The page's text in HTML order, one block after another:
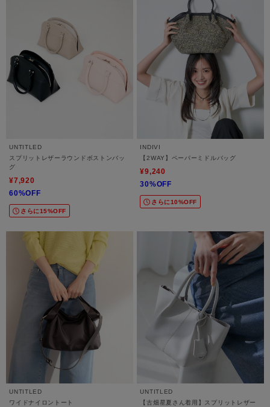
UNTITLED
スプリットレザーラウンドボストンバッ
グ
¥7,920
60%OFF
さらに15%OFF
INDIVI
【2WAY】ペーパーミドルバッグ
¥9,240
30%OFF
さらに10%OFF
UNTITLED
ワイドナイロントート
UNTITLED
【古畑星夏さん着用】スプリットレザー